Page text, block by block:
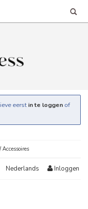
eerst in te loggen of
/Accessoires
Nederlands Inloggen